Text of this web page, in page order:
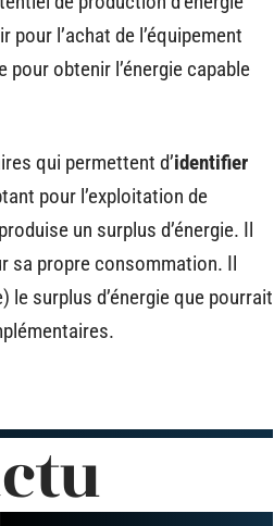
l’achat de l’équipement
obtenir l’énergie capable
qui permettent d’identifier
pour l’exploitation de
un surplus d’énergie. Il
sa propre consommation. Il
le surplus d’énergie que pourrait